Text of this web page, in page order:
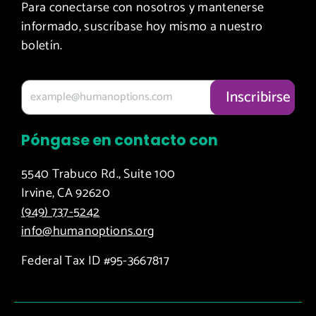
Para conectarse con nosotros y mantenerse
informado, suscríbase hoy mismo a nuestro
boletín.
Póngase en contacto con
5540 Trabuco Rd., Suite 100
Irvine, CA 92620
(949) 737-5242
info@humanoptions.org
Federal Tax ID #95-3667817